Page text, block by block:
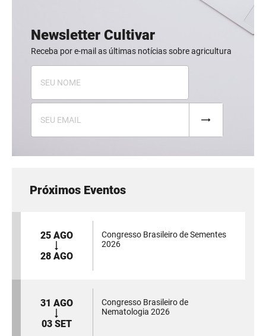
Newsletter Cultivar
Receba por e-mail as últimas notícias sobre agricultura
Próximos Eventos
25 AGO
28 AGO
Congresso Brasileiro de Sementes
2026
31 AGO
03 SET
Congresso Brasileiro de
Nematologia 2026